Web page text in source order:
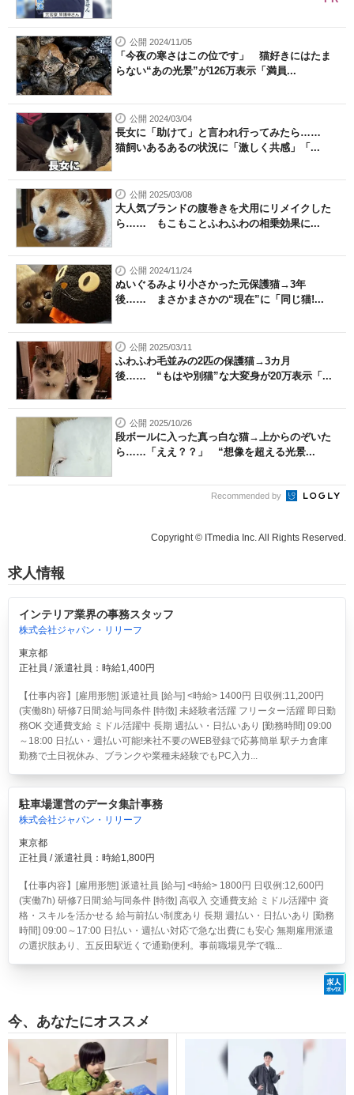
公開 2024/11/05
「今夜の寒さはこの位です」 猫好きにはたま
らない“あの光景”が126万表示「満員...
公開 2024/03/04
長女に「助けて」と言われ行ってみたら……
猫飼いあるあるの状況に「激しく共感」「...
公開 2025/03/08
大人気ブランドの腹巻きを犬用にリメイクした
ら…… もこもことふわふわの相乗効果に...
公開 2024/11/24
ぬいぐるみより小さかった元保護猫→3年
後…… まさかまさかの“現在”に「同じ猫!...
公開 2025/03/11
ふわふわ毛並みの2匹の保護猫→3カ月
後…… “もはや別猫”な大変身が20万表示「...
公開 2025/10/26
段ボールに入った真っ白な猫→上からのぞいた
ら……「ええ？？」 “想像を超える光景...
Recommended by
Copyright © ITmedia Inc. All Rights Reserved.
求人情報
インテリア業界の事務スタッフ
株式会社ジャパン・リリーフ
東京都
正社員 / 派遣社員：時給1,400円
【仕事内容】[雇用形態] 派遣社員 [給与] <時給> 1400円 日収例:11,200円
(実働8h) 研修7日間:給与同条件 [特徴] 未経験者活躍 フリーター活躍 即日勤
務OK 交通費支給 ミドル活躍中 長期 週払い・日払いあり [勤務時間] 09:00
～18:00 日払い・週払い可能!来社不要のWEB登録で応募簡単 駅チカ倉庫
勤務で土日祝休み、ブランクや業種未経験でもPC入力...
駐車場運営のデータ集計事務
株式会社ジャパン・リリーフ
東京都
正社員 / 派遣社員：時給1,800円
【仕事内容】[雇用形態] 派遣社員 [給与] <時給> 1800円 日収例:12,600円
(実働7h) 研修7日間:給与同条件 [特徴] 高収入 交通費支給 ミドル活躍中 資
格・スキルを活かせる 給与前払い制度あり 長期 週払い・日払いあり [勤務
時間] 09:00～17:00 日払い・週払い対応で急な出費にも安心 無期雇用派遣
の選択肢あり、五反田駅近くで通勤便利。事前職場見学で職...
今、あなたにオススメ